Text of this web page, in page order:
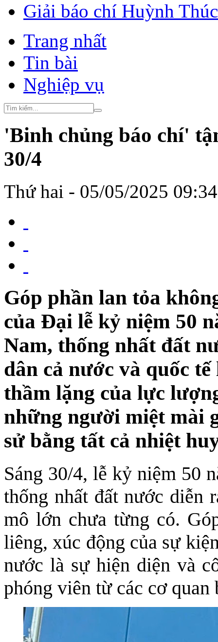
Giải báo chí Huỳnh
Trang nhất
Tin bài
Nghiệp vụ
'Binh chủng báo chí'
30/4
Thứ hai - 05/05/2025
Góp phần lan tỏa
của Đại lễ kỷ niệm 50
Nam, thống nhất đất
dân cả nước và quốc
thầm lặng của lực
những người miệt mài
sử bằng tất cả nhiệt
Sáng 30/4, lễ kỷ niệm 50
thống nhất đất nước diễn
mô lớn chưa từng có.
liêng, xúc động của sự
nước là sự hiện diện và
phóng viên từ các cơ